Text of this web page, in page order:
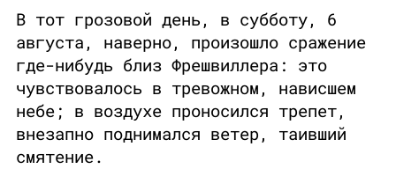
В тот грозовой день, в субботу, 6
августа, наверно, произошло сражение
где-нибудь близ Фрешвиллера: это
чувствовалось в тревожном, нависшем
небе; в воздухе проносился трепет,
внезапно поднимался ветер, таивший
смятение.